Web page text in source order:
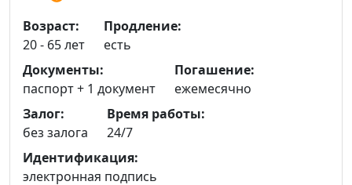
Возраст:
20 - 65 лет
Продление:
есть
Документы:
паспорт + 1 документ
Погашение:
ежемесячно
Залог:
без залога
Время работы:
24/7
Идентификация:
электронная подпись